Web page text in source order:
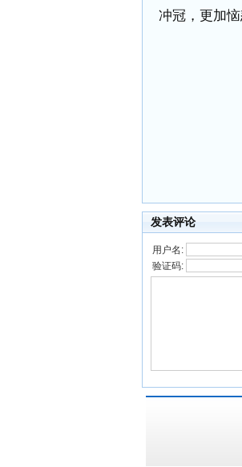
冲冠，更加
发表评论
用户名:
验证码: